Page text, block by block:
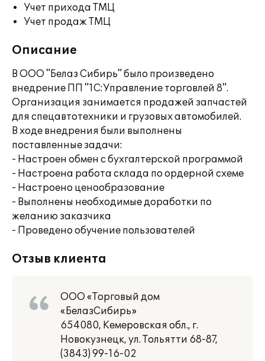
Учет прихода ТМЦ
Учет продаж ТМЦ
Описание
В ООО "Белаз Сибирь" было произведено
внедрение ПП "1С:Управление торговлей 8".
Организация занимается продажей запчастей
для спецавтотехники и грузовых автомобилей.
В ходе внедрения были выполнены
поставленные задачи:
- Настроен обмен с бухгалтерской программой
- Настроена работа склада по ордерной схеме
- Настроено ценообразование
- Выполнены необходимые доработки по
желанию заказчика
- Проведено обучение пользователей
Отзыв клиента
ООО «Торговый дом
«БелазСибирь»
654080, Кемеровская обл., г.
Новокузнецк, ул. Тольятти 68-87,
(3843) 99-16-02